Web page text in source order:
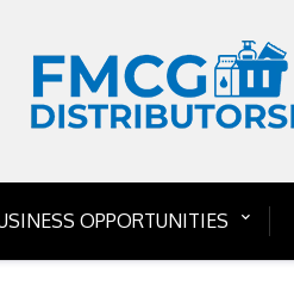
OPPORTUNITIES